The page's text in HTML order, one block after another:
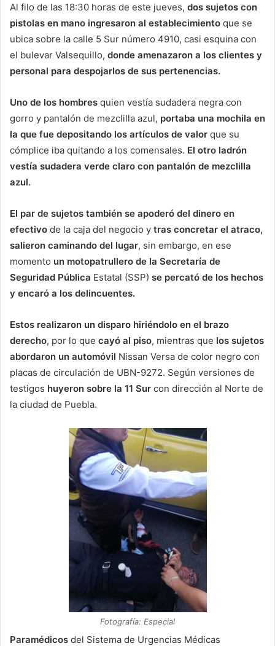
Al filo de las 18:30 horas de este jueves, dos sujetos con
pistolas en mano ingresaron al establecimiento que se
ubica sobre la calle 5 Sur número 4910, casi esquina con
el bulevar Valsequillo, donde amenazaron a los clientes y
personal para despojarlos de sus pertenencias.
Uno de los hombres quien vestía sudadera negra con
gorro y pantalón de mezclilla azul, portaba una mochila en
la que fue depositando los artículos de valor que su
cómplice iba quitando a los comensales. El otro ladrón
vestía sudadera verde claro con pantalón de mezclilla
azul.
El par de sujetos también se apoderó del dinero en
efectivo de la caja del negocio y tras concretar el atraco,
salieron caminando del lugar, sin embargo, en ese
momento un motopatrullero de la Secretaría de
Seguridad Pública Estatal (SSP) se percató de los hechos
y encaró a los delincuentes.
Estos realizaron un disparo hiriéndolo en el brazo
derecho, por lo que cayó al piso, mientras que los sujetos
abordaron un automóvil Nissan Versa de color negro con
placas de circulación de UBN-9272. Según versiones de
testigos huyeron sobre la 11 Sur con dirección al Norte de
la ciudad de Puebla.
Fotografía: Especial
Paramédicos del Sistema de Urgencias Médicas